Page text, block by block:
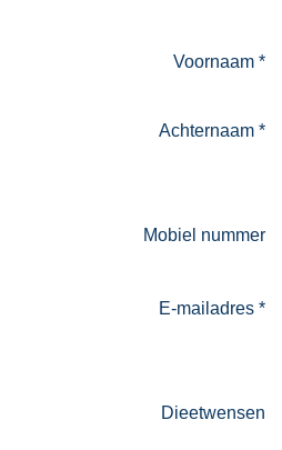
Voornaam *
Achternaam *
Mobiel nummer
E-mailadres *
Dieetwensen